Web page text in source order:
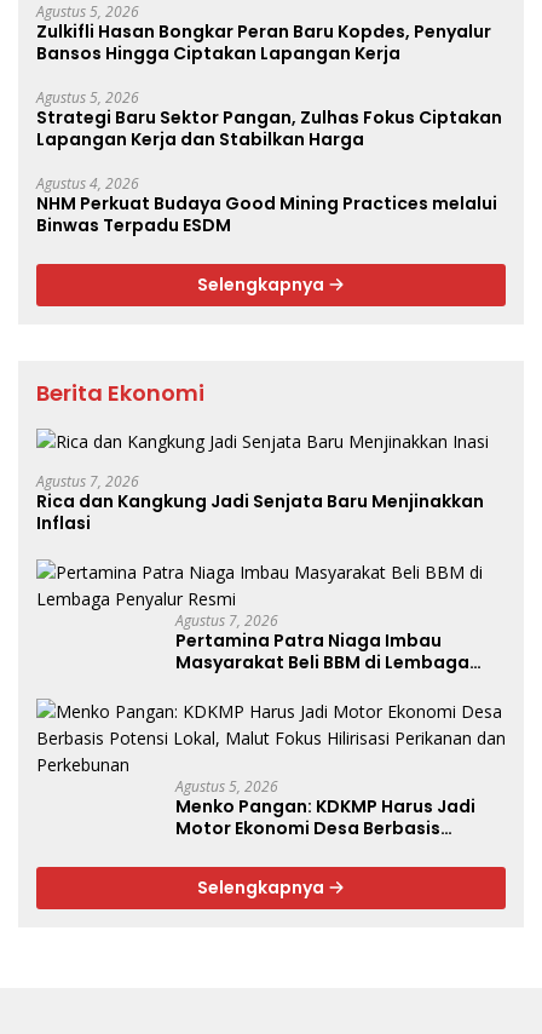
Agustus 5, 2026
Zulkifli Hasan Bongkar Peran Baru Kopdes, Penyalur
Bansos Hingga Ciptakan Lapangan Kerja
Agustus 5, 2026
Strategi Baru Sektor Pangan, Zulhas Fokus Ciptakan
Lapangan Kerja dan Stabilkan Harga
Agustus 4, 2026
NHM Perkuat Budaya Good Mining Practices melalui
Binwas Terpadu ESDM
Selengkapnya
Berita Ekonomi
Agustus 7, 2026
Rica dan Kangkung Jadi Senjata Baru Menjinakkan
Inflasi
Agustus 7, 2026
Pertamina Patra Niaga Imbau
Masyarakat Beli BBM di Lembaga
Agustus 5, 2026
Menko Pangan: KDKMP Harus Jadi
Motor Ekonomi Desa Berbasis
Perikanan dan Perkebunan
Selengkapnya